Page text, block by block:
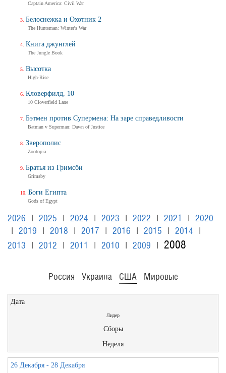
Captain America: Civil War
Белоснежка и Охотник 2
The Huntsman: Winter's War
Книга джунглей
The Jungle Book
Высотка
High-Rise
Кловерфилд, 10
10 Cloverfield Lane
Бэтмен против Супермена: На заре справедливости
Batman v Superman: Dawn of Justice
Зверополис
Zootopia
Братья из Гримсби
Grimsby
Боги Египта
Gods of Egypt
2026 2025 2024 2023 2022 2021
2020
2019 2018 2017 2016 2015 2014
2013
2012 2011 2010 2009 2008
Россия Украина США Мировые
Дата
Лидер
Сборы
Неделя
26 Декабря - 28 Декабря